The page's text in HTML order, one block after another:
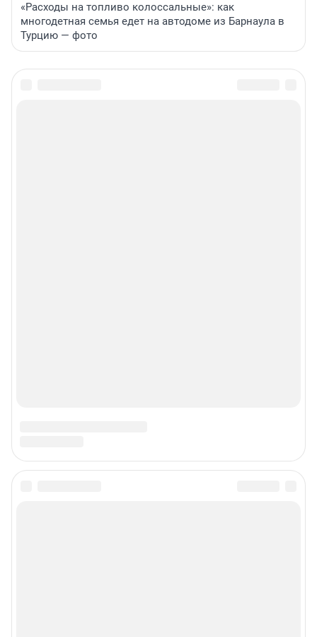
«Расходы на топливо колоссальные»: как
многодетная семья едет на автодоме из Барнаула в
Турцию — фото